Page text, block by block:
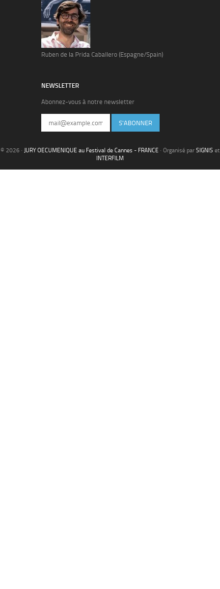
Ruben de la Prida Caballero (Espagne/Spain)
NEWSLETTER
Abonnez-vous à notre newsletter
S'ABONNER
© 2026 · JURY OECUMENIQUE au Festival de Cannes - FRANCE · Organisé par SIGNIS et
INTERFILM